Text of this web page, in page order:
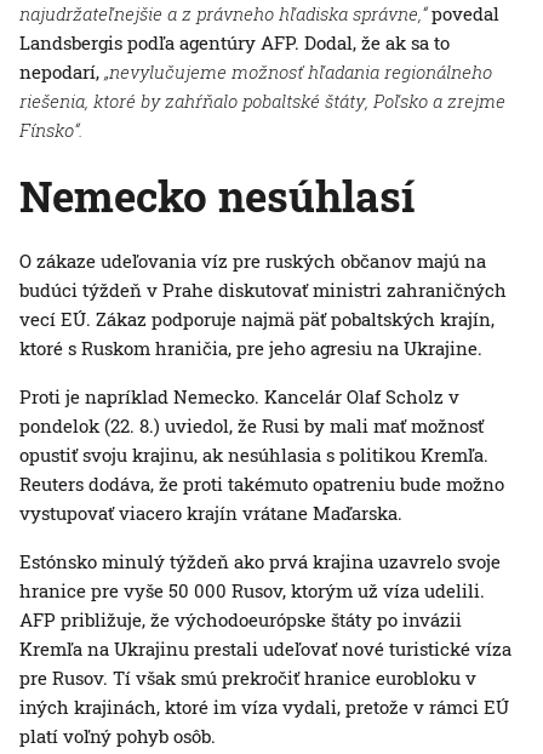
najudržateľnejšie a z právneho hľadiska správne,“povedal
Landsbergis podľa agentúry AFP. Dodal, že ak sa to
nepodarí, „nevylučujeme možnosť hľadania regionálneho
riešenia, ktoré by zahŕňalo pobaltské štáty, Poľsko a zrejme
Fínsko“.
Nemecko nesúhlasí
O zákaze udeľovania víz pre ruských občanov majú na
budúci týždeň v Prahe diskutovať ministri zahraničných
vecí EÚ. Zákaz podporuje najmä päť pobaltských krajín,
ktoré s Ruskom hraničia, pre jeho agresiu na Ukrajine.
Proti je napríklad Nemecko. Kancelár Olaf Scholz v
pondelok (22. 8.) uviedol, že Rusi by mali mať možnosť
opustiť svoju krajinu, ak nesúhlasia s politikou Kremľa.
Reuters dodáva, že proti takémuto opatreniu bude možno
vystupovať viacero krajín vrátane Maďarska.
Estónsko minulý týždeň ako prvá krajina uzavrelo svoje
hranice pre vyše 50 000 Rusov, ktorým už víza udelili.
AFP približuje, že východoeurópske štáty po invázii
Kremľa na Ukrajinu prestali udeľovať nové turistické víza
pre Rusov. Tí však smú prekročiť hranice eurobloku v
iných krajinách, ktoré im víza vydali, pretože v rámci EÚ
platí voľný pohyb osôb.